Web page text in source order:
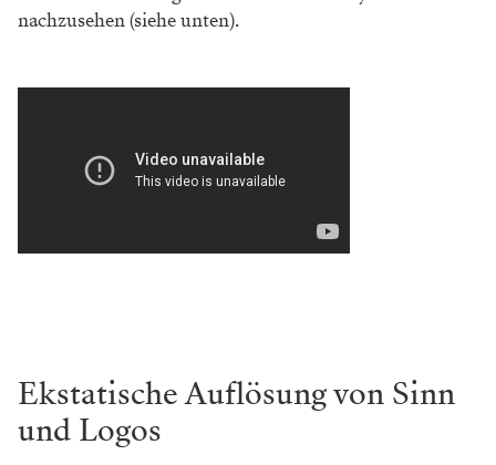
nachzusehen (siehe unten).
Ekstatische Auflösung von Sinn
und Logos